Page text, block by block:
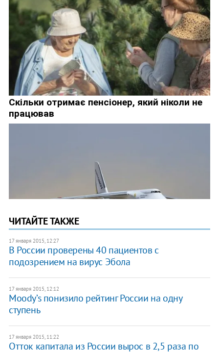
ЧИТАЙТЕ ТАКЖЕ
17 января 2015, 12:27
В России проверены 40 пациентов с
подозрением на вирус Эбола
17 января 2015, 12:12
Moody’s понизило рейтинг России на одну
ступень
17 января 2015, 11:22
Отток капитала из России вырос в 2,5 раза по